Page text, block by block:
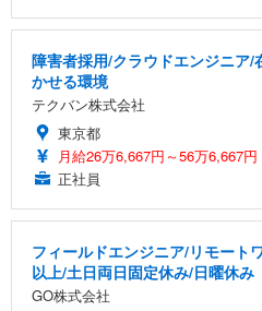
障害者採用/クラウドエンジニア
かせる環境
テクバン株式会社
東京都
月給26万6,667円～56万6,667円
正社員
フィールドエンジニア/リモート
以上/土日両日固定休み/日曜休み
GO株式会社